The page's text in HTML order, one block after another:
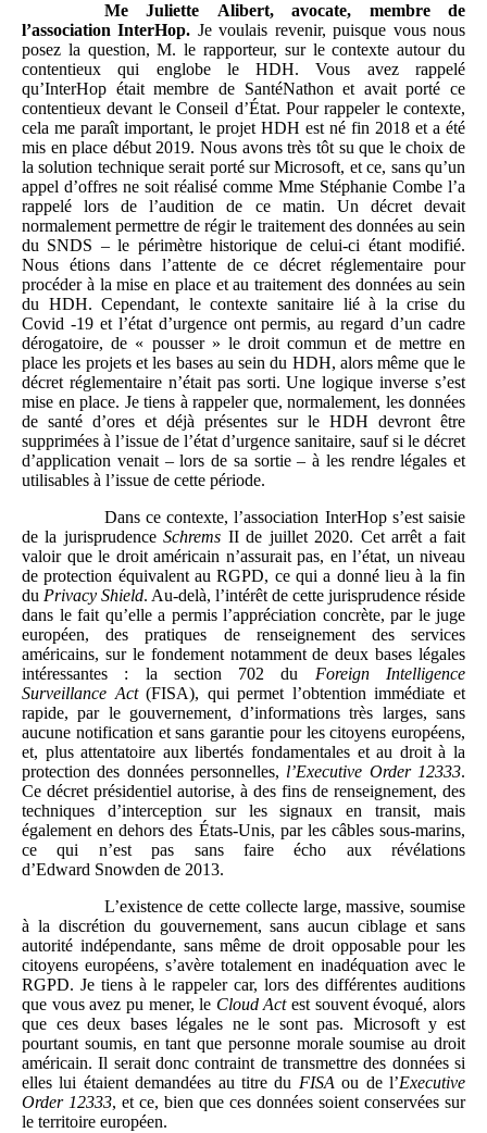
Me
Juliette
Alibert, avocate, membre de
l’association InterHop. Je voulais revenir, puisque vous nous
posez la question, M. le rapporteur, sur le contexte autour du
contentieux qui englobe le HDH. Vous avez rappelé
qu’InterHop était membre de SantéNathon et avait porté ce
contentieux devant le Conseil d’État. Pour rappeler le contexte,
cela me paraît important, le projet HDH est né fin 2018 et a été
mis en place début 2019. Nous avons très tôt su que le choix de
la solution technique serait porté sur Microsoft, et ce, sans qu’un
appel d’offres ne soit réalisé comme Mme Stéphanie Combe l’a
rappelé lors de l’audition de ce matin. Un décret devait
normalement permettre de régir le traitement des données au sein
du SNDS – le périmètre historique de celui-ci étant modifié.
Nous étions dans l’attente de ce décret réglementaire pour
procéder à la mise en place et au traitement des données au sein
du HDH. Cependant, le contexte sanitaire lié à la crise du
Covid -19 et l’état d’urgence ont permis, au regard d’un cadre
dérogatoire, de « pousser » le droit commun et de mettre en
place les projets et les bases au sein du HDH, alors même que le
décret réglementaire n’était pas sorti. Une logique inverse s’est
mise en place. Je tiens à rappeler que, normalement, les données
de santé d’ores et déjà présentes sur le HDH devront être
supprimées à l’issue de l’état d’urgence sanitaire, sauf si le décret
d’application venait – lors de sa sortie – à les rendre légales et
utilisables à l’issue de cette période.
Dans ce contexte, l’association InterHop s’est saisie
de la jurisprudenceSchrems II de juillet 2020. Cet arrêt a fait
valoir que le droit américain n’assurait pas, en l’état, un niveau
de protection équivalent au RGPD, ce qui a donné lieu à la fin
du Privacy Shield. Au-delà, l’intérêt de cette jurisprudence réside
dans le fait qu’elle a permis l’appréciation concrète, par le juge
européen, des pratiques de renseignement des services
américains, sur le fondement notamment de deux bases légales
intéressantes : la section 702 du Foreign Intelligence
Surveillance Act(FISA), qui permet l’obtention immédiate et
rapide, par le gouvernement, d’informations très larges, sans
aucune notification et sans garantie pour les citoyens européens,
et, plus attentatoire aux libertés fondamentales et au droit à la
protection des données personnelles, l’Executive Order 12333.
Ce décret présidentiel autorise, à des fins de renseignement, des
techniques d’interception sur les signaux en transit, mais
également en dehors des États-Unis, par les câbles sous-marins,
ce qui n’est pas sans faire écho aux révélations
d’Edward Snowden de 2013.
L’existence de cette collecte large, massive, soumise
à la discrétion du gouvernement, sans aucun ciblage et sans
autorité indépendante, sans même de droit opposable pour les
citoyens européens, s’avère totalement en inadéquation avec le
RGPD. Je tiens à le rappeler car, lors des différentes auditions
que vous avez pu mener, le Cloud Actest souvent évoqué, alors
que ces deux bases légales ne le sont pas. Microsoft y est
pourtant soumis, en tant que personne morale soumise au droit
américain. Il serait donc contraint de transmettre des données si
elles lui étaient demandées au titre du FISA ou de l’Executive
Order 12333, et ce, bien que ces données soient conservées sur
le territoire européen.